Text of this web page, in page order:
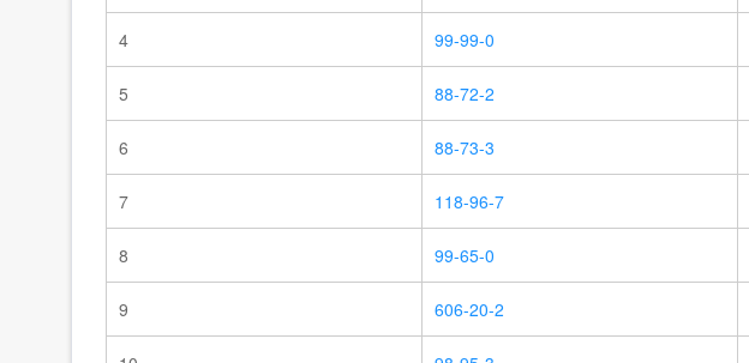
4 99-99-0
5 88-72-2
6 88-73-3
7 118-96-7
8 99-65-0
9 606-20-2